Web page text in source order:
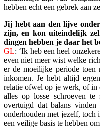
hebben echt een gebrek aan
Jij hebt aan den lijve
zijn, en kon uiteindelijk
dingen hebben je daar het
GL: ‘Ik heb een heel
even niet meer wist welke
er de moeilijke periode toen
inkomen. Je hebt altijd
relatie ofwel op je werk, of in
alles op losse schroeven
overtuigd dat balans
onderhouden met jezelf, toch
een veilige basis te hebben